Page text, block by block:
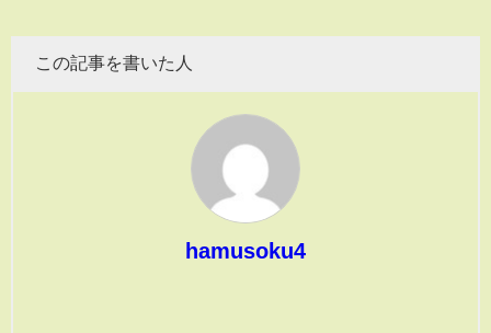
この記事を書いた人
hamusoku4